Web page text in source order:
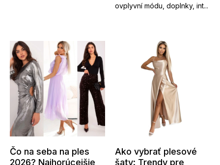
ovplyvní módu, doplnky, int...
Čo na seba na ples
2026? Najhorúcejšie
Ako vybrať plesové
šaty: Trendy pre